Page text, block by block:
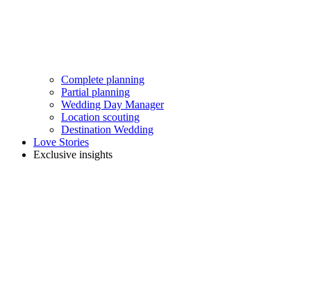
Complete planning
Partial planning
Wedding Day Manager
Location scouting
Destination Wedding
Love Stories
Exclusive insights